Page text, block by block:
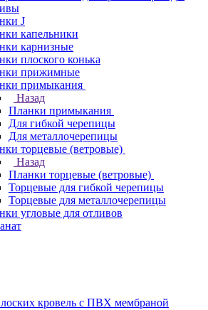
J
капельники
карнизные
плоского конька
прижимные
примыкания
Назад
Планки примыкания
Для гибкой черепицы
Для металлочерепицы
торцевые (ветровые)
Назад
Планки торцевые (ветровые)
Торцевые для гибкой черепицы
Торцевые для металлочерепицы
угловые для отливов
кровель с ПВХ мембраной